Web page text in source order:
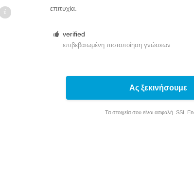
επιτυχία.
verified
επιβεβαιωμένη πιστοποίηση γνώσεων
Ας ξεκινήσουμε
Τα στοιχεία σου είναι ασφαλή. SSL